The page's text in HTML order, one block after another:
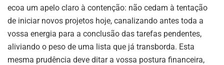
ecoa um apelo claro à contenção: não cedam à tentação
de iniciar novos projetos hoje, canalizando antes toda a
vossa energia para a conclusão das tarefas pendentes,
aliviando o peso de uma lista que já transborda. Esta
mesma prudência deve ditar a vossa postura financeira,